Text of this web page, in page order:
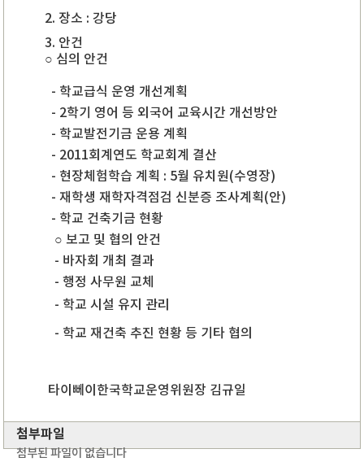
2. 장소 : 강당
3. 안건
○ 심의 안건
- 학교급식 운영 개선계획
- 2학기 영어 등 외국어 교육시간 개선방안
- 학교발전기금 운용 계획
- 2011회계연도 학교회계 결산
- 현장체험학습 계획 : 5월 유치원(수영장)
- 재학생 재학자격점검 신분증 조사계획(안)
- 학교 건축기금 현황
○ 보고 및 협의 안건
- 바자회 개최 결과
- 행정 사무원 교체
- 학교 시설 유지 관리
- 학교 재건축 추진 현황 등 기타 협의
타이뻬이한국학교운영위원장 김규일
첨부파일
첨부된 파일이 없습니다